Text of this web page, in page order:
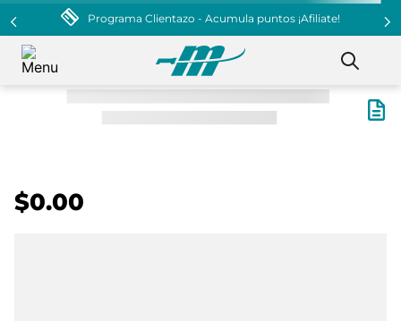
Programa Clientazo - Acumula puntos ¡Afiliate!
$0.00